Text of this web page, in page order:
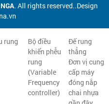
. All rights reserved..Design
rung
Bộ điều
khiển phễu
rung
(Variable
Frequency
controller)
Đế rung
thẳng
Đơn vị cung
cấp máy
đóng nắp
chai nhựa